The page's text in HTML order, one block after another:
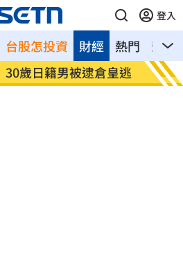
登入
台股怎投資 熱門 影音
財經
歲日籍男被逮倉皇逃
姜厚
言